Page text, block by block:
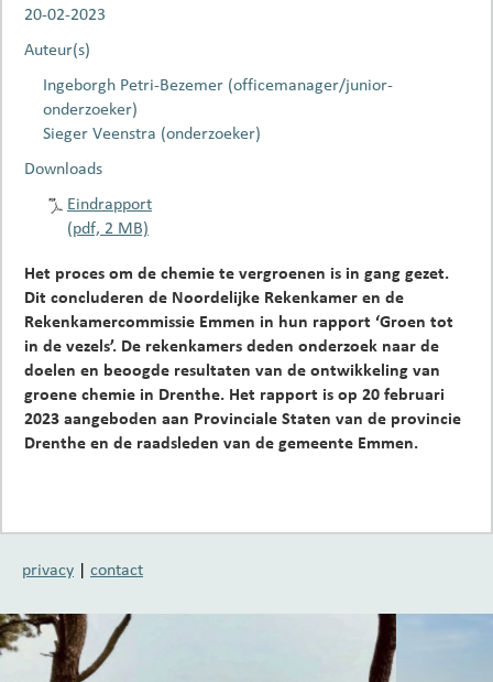
20-02-2023
Auteur(s)
Ingeborgh Petri-Bezemer (officemanager/junior-
onderzoeker)
Sieger Veenstra (onderzoeker)
Downloads
Eindrapport
(pdf, 2 MB)
Het proces om de chemie te vergroenen is in gang gezet.
Dit concluderen de Noordelijke Rekenkamer en de
Rekenkamercommissie Emmen in hun rapport ‘Groen tot
in de vezels’. De rekenkamers deden onderzoek naar de
doelen en beoogde resultaten van de ontwikkeling van
groene chemie in Drenthe. Het rapport is op 20 februari
2023 aangeboden aan Provinciale Staten van de provincie
Drenthe en de raadsleden van de gemeente Emmen.
privacy | contact